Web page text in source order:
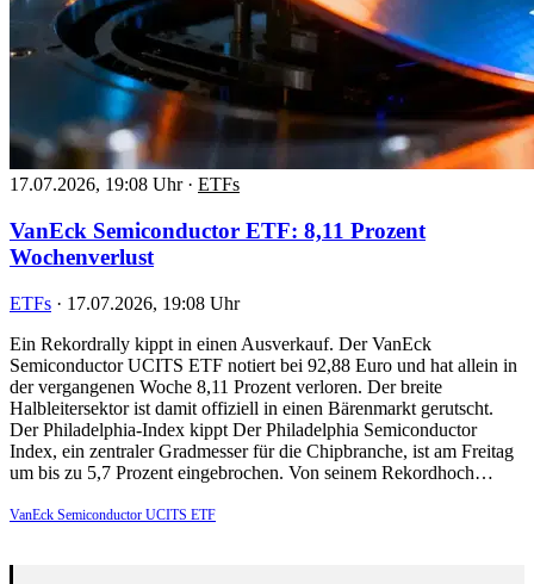
17.07.2026, 19:08 Uhr · ETFs
VanEck Semiconductor ETF: 8,11 Prozent
Wochenverlust
ETFs · 17.07.2026, 19:08 Uhr
Ein Rekordrally kippt in einen Ausverkauf. Der VanEck
Semiconductor UCITS ETF notiert bei 92,88 Euro und hat allein in
der vergangenen Woche 8,11 Prozent verloren. Der breite
Halbleitersektor ist damit offiziell in einen Bärenmarkt gerutscht.
Der Philadelphia-Index kippt Der Philadelphia Semiconductor
Index, ein zentraler Gradmesser für die Chipbranche, ist am Freitag
um bis zu 5,7 Prozent eingebrochen. Von seinem Rekordhoch…
VanEck Semiconductor UCITS ETF